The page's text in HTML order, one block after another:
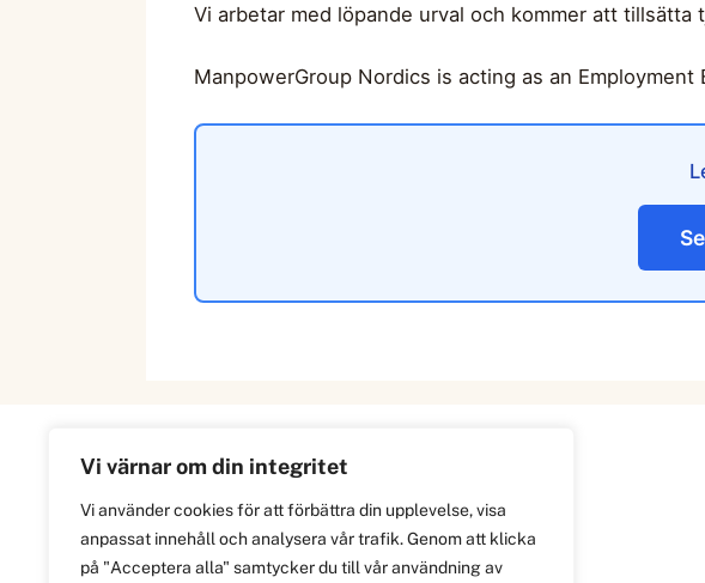
Vi värnar om din integritet
Vi använder cookies för att förbättra din upplevelse, visa
anpassat innehåll och analysera vår trafik. Genom att klicka
på "Acceptera alla" samtycker du till vår användning av
Vi arbetar med löpande urval och kommer att
ManpowerGroup Nordics is acting as an
Information
Om